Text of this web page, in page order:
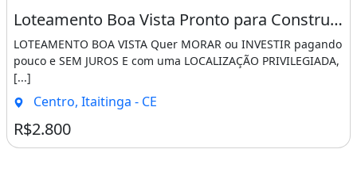
Loteamento Boa Vista Pronto para Construir Saia do Aluguel Agora!!!!. Apareça
LOTEAMENTO BOA VISTA Quer MORAR ou INVESTIR pagando
pouco e SEM JUROS E com uma LOCALIZAÇÃO PRIVILEGIADA,
[...]
Centro, Itaitinga - CE
R$2.800